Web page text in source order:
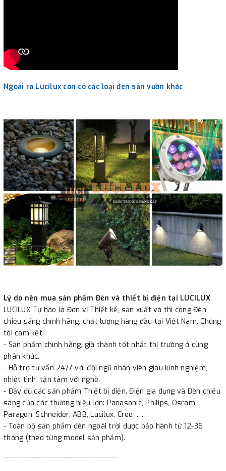
Ngoài ra Lucilux còn có các loại đèn sân vườn khác
Lý do nên mua sản phẩm Đèn và thiết bị điện tại LUCILUX
LUCILUX Tự hào là Đơn vị Thiết kế, sản xuất và thi công Đèn
chiếu sáng chính hãng, chất lượng hàng đầu tại Việt Nam. Chúng
tôi cam kết:
- Sản phẩm chính hãng, giá thành tốt nhất thị trường ở cùng
phân khúc.
- Hỗ trợ tư vấn 24/7 với đội ngũ nhân viên giàu kinh nghiệm,
nhiệt tình, tận tâm với nghề.
- Đầy đủ các sản phẩm Thiết bị điện, Điện gia dụng và Đèn chiếu
sáng của các thương hiệu lớn: Panasonic, Philips, Osram,
Paragon, Schneider, ABB, Lucilux, Cree, ....
- Toàn bộ sản phẩm đèn ngoài trời được bảo hành từ 12-36
tháng (theo từng model sản phẩm).
-------------------------------------------